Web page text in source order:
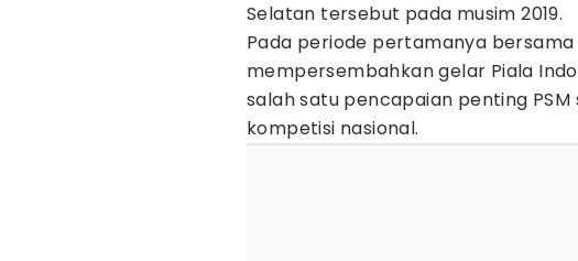
Selatan tersebut pada musim 2019.
Pada periode pertamanya bersama
mempersembahkan gelar Piala
salah satu pencapaian penting
kompetisi nasional.